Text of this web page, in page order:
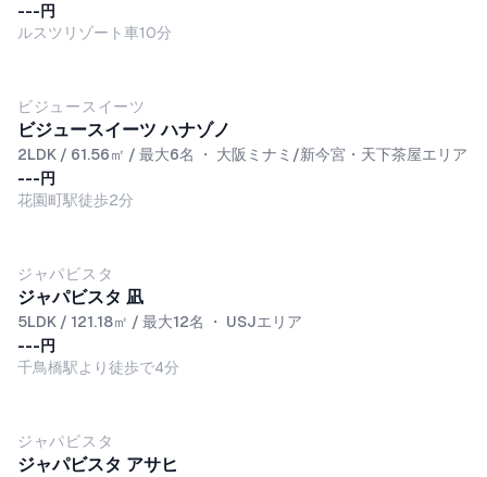
---円
ルスツリゾート車10分
ビジュースイーツ
ビジュースイーツ ハナゾノ
2LDK / 61.56㎡ / 最大6名 ・ 大阪ミナミ/新今宮・天下茶屋エリア
---円
花園町駅徒歩2分
ジャパビスタ
ジャパビスタ 凪
5LDK / 121.18㎡ / 最大12名 ・ USJエリア
---円
千鳥橋駅より徒歩で4分
ジャパビスタ
ジャパビスタ アサヒ